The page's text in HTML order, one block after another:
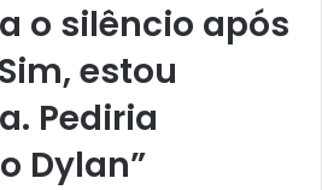
o silêncio após
estou
Pediria
Dylan”